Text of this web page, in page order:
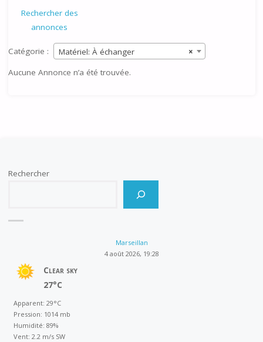
Rechercher des
annonces
Catégorie : ×
Matériel: À échanger
Aucune Annonce n’a été trouvée.
Rechercher
Marseillan
4 août 2026, 19:28
Clear sky
27°C
Apparent: 29°C
Pression: 1014 mb
Humidité: 89%
Vent: 2.2 m/s SW